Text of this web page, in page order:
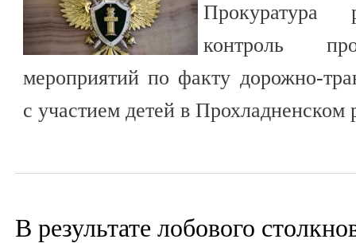
Прокуратура
контроль
мероприятий по факту дорожно-
с участием детей в Прохладненском
В результате лобового